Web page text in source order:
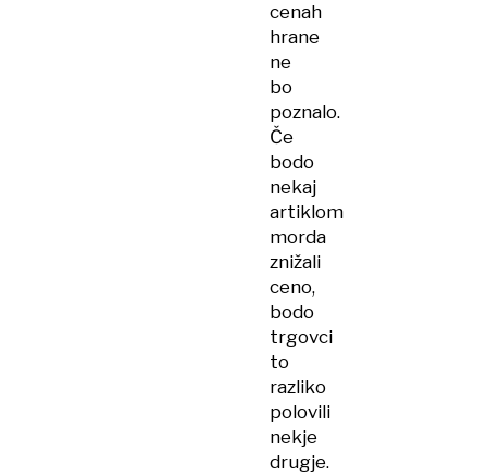
cenah
hrane
ne
bo
poznalo.
Če
bodo
nekaj
artiklom
morda
znižali
ceno,
bodo
trgovci
to
razliko
polovili
nekje
drugje.